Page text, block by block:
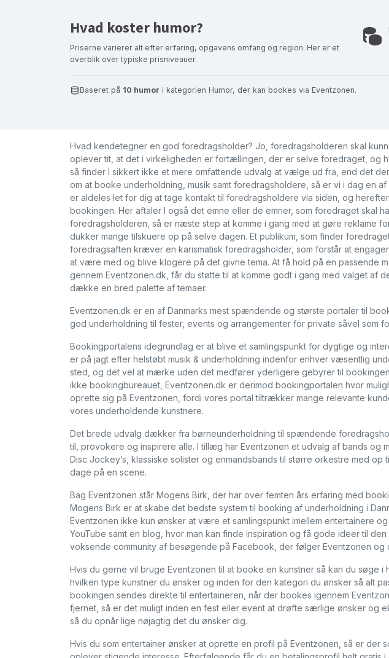
Hvad koster humor?
Priserne varierer alt efter erfaring, opgavens omfang og region. Her er et
overblik over typiske prisniveauer.
Baseret på 10 humor i kategorien Humor, der kan bookes via Eventzonen.
Hvad kendetegner en god foredragsholder? Jo, foredragsholderen skal
oplever tit, at det i virkeligheden er fortællingen, der er selve foredraget, og
så finder I sikkert ikke et mere omfattende udvalg at vælge ud fra, end det
om at booke underholdning, musik samt foredragsholdere, så er vi i dag en
er aldeles let for dig at tage kontakt til foredragsholdere via siden, og
bookingen. Her aftaler I også det emne eller de emner, som foredraget skal
foredragsholderen, så er næste step at komme i gang med at gøre reklame
dukker mange tilskuere op på selve dagen. Et publikum, som finder
foredragsaften kræver en karismatisk foredragsholder, som forstår at
at være med og blive klogere på det givne tema. At få hold på en passende
gennem Eventzonen.dk, får du støtte til at komme godt i gang med valget af
dække en bred palette af temaer.
Eventzonen.dk er en af Danmarks mest spændende og største portaler til
god underholdning til fester, events og arrangementer for private såvel som
Bookingportalens idegrundlag er at blive et samlingspunkt for dygtige og
er på jagt efter helstøbt musik & underholdning indenfor enhver væsentlig
sted, og det vel at mærke uden det medfører yderligere gebyrer til
ikke bookingbureauet, Eventzonen.dk er derimod bookingportalen hvor
oprette sig på Eventzonen, fordi vores portal tiltrækker mange relevante
vores underholdende kunstnere.
Det brede udvalg dækker fra børneunderholdning til spændende
til, provokere og inspirere alle. I tillæg har Eventzonen et udvalg af bands og
Disc Jockey’s, klassiske solister og enmandsbands til større orkestre med
dage på en scene.
Bag Eventzonen står Mogens Birk, der har over femten års erfaring med
Mogens Birk er at skabe det bedste system til booking af underholdning i
Eventzonen ikke kun ønsker at være et samlingspunkt imellem entertainere
YouTube samt en blog, hvor man kan finde inspiration og få gode ideer til
voksende community af besøgende på Facebook, der følger Eventzonen og
Hvis du gerne vil bruge Eventzonen til at booke en kunstner så kan du søge i
hvilken type kunstner du ønsker og inden for den kategori du ønsker så alt
bookingen sendes direkte til entertaineren, når der bookes igennem
fjernet, så er det muligt inden en fest eller event at drøfte særlige ønsker og
så du opnår lige nøjagtig det du ønsker dig.
Hvis du som entertainer ønsker at oprette en profil på Eventzonen, så er der